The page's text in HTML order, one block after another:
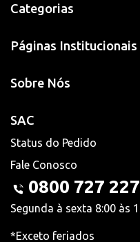
Categorias
Páginas Institucionais
Sobre Nós
SAC
Status do Pedido
Fale Conosco
0800 727
Segunda à sexta 8:00 às
*Exceto feriados